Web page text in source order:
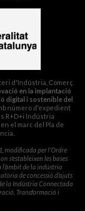
d'Indústria, Comerç
en la implantació
digital i sostenible del
número d'expedient
R+D+i Indústria
el marc del Pla de
modificada per l'Ordre
s'estableixen les bases
l'àmbit de la indústria
de concessió d'ajuts
la Indústria Connectada
Transformació i